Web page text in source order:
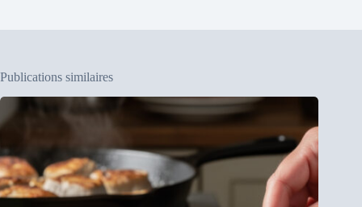
Publications similaires